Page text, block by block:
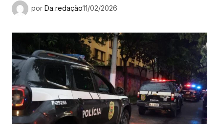
por Da redação11/02/2026